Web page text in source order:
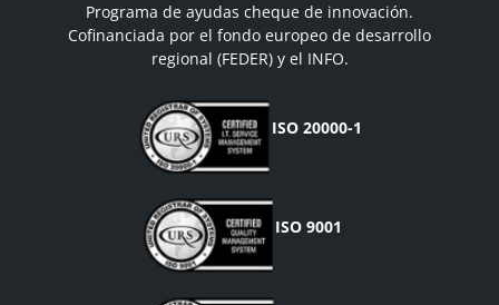
Programa de ayudas cheque de innovación.
Cofinanciada por el fondo europeo de desarrollo
regional (FEDER) y el INFO.
ISO 20000-1
ISO 9001